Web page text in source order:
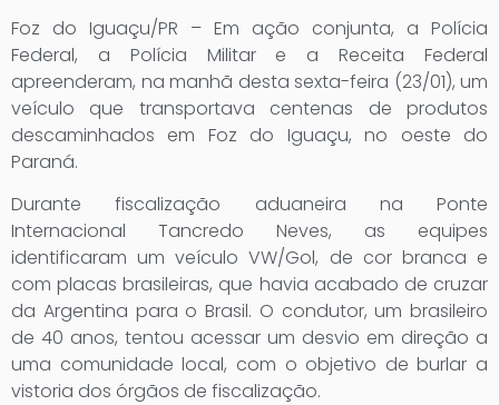
Foz do Iguaçu/PR – Em ação conjunta, a Polícia
Federal, a Polícia Militar e a Receita Federal
apreenderam, na manhã desta sexta-feira (23/01), um
veículo que transportava centenas de produtos
descaminhados em Foz do Iguaçu, no oeste do
Paraná.
Durante fiscalização aduaneira na Ponte
Internacional Tancredo Neves, as equipes
identificaram um veículo VW/Gol, de cor branca e
com placas brasileiras, que havia acabado de cruzar
da Argentina para o Brasil. O condutor, um brasileiro
de 40 anos, tentou acessar um desvio em direção a
uma comunidade local, com o objetivo de burlar a
vistoria dos órgãos de fiscalização.